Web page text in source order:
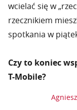
wcielać się w
rzecznikiem
spotkania w
Czy to koniec
T-Mobile?